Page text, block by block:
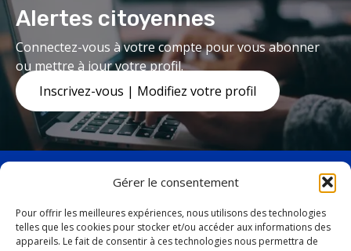
Gérer le consentement
Pour offrir les meilleures expériences, nous utilisons des technologies
telles que les cookies pour stocker et/ou accéder aux informations des
appareils. Le fait de consentir à ces technologies nous permettra de
Alertes citoyennes
Connectez-vous à votre compte pour vous abonner
ou mettre à jour votre profil.
Inscrivez-vous | Modifiez votre profil
facebook
twitter